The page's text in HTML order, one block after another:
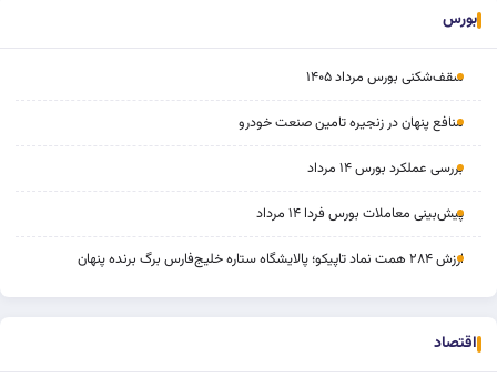
بورس
سقف‌شکنی بورس مرداد ۱۴۰۵
منافع پنهان در زنجیره تامین صنعت خودرو
بررسی عملکرد بورس ۱۴ مرداد
پیش‌بینی معاملات بورس فردا ۱۴ مرداد
ارزش ۲۸۴ همت نماد تاپیکو؛ پالایشگاه ستاره خلیج‌فارس برگ برنده پنهان
اقتصاد